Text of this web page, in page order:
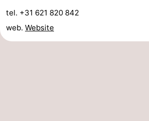
-
tel. +31 621 820 842
web. Website